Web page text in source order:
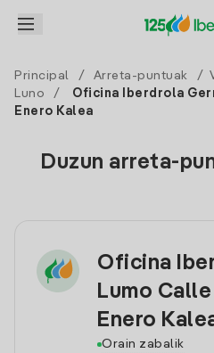
Principal / Arreta-puntuak /
Luno
/
Oficina Iberdrola
Enero Kalea
Duzun arreta-
Oficina
Lumo
Enero
Orain zabalik